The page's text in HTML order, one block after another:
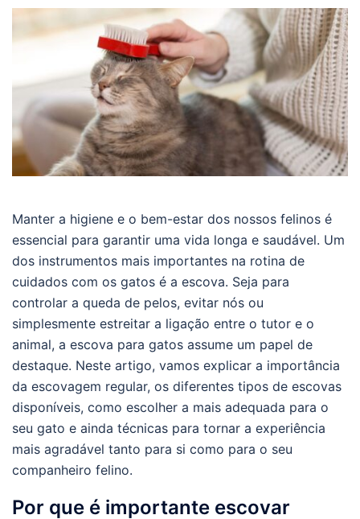
Manter a higiene e o bem-estar dos nossos felinos é
essencial para garantir uma vida longa e saudável. Um
dos instrumentos mais importantes na rotina de
cuidados com os gatos é a escova. Seja para
controlar a queda de pelos, evitar nós ou
simplesmente estreitar a ligação entre o tutor e o
animal, a escova para gatos assume um papel de
destaque. Neste artigo, vamos explicar a importância
da escovagem regular, os diferentes tipos de escovas
disponíveis, como escolher a mais adequada para o
seu gato e ainda técnicas para tornar a experiência
mais agradável tanto para si como para o seu
companheiro felino.
Por que é importante escovar